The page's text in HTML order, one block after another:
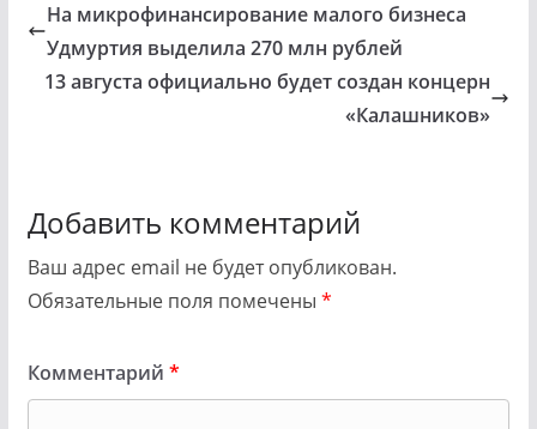
На микрофинансирование малого бизнеса
Удмуртия выделила 270 млн рублей
13 августа официально будет создан концерн
«Калашников»
Добавить комментарий
Ваш адрес email не будет опубликован.
Обязательные поля помечены *
Комментарий *